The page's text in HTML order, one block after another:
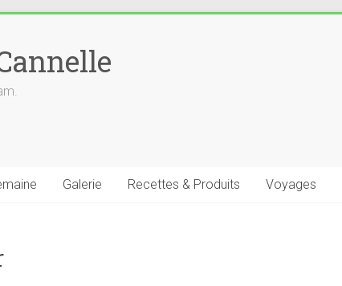
Galerie Recettes & Produits Voyages